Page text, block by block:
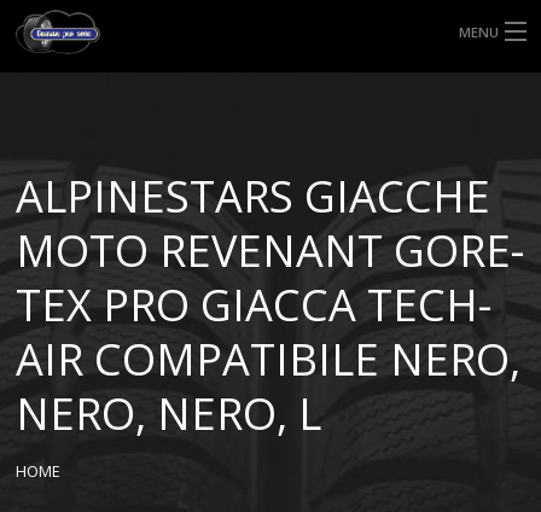
MENU
MISURE GOMME
BLOG
SHOP
ALPINESTARS GIACCHE
MOTO REVENANT GORE-
TEX PRO GIACCA TECH-
AIR COMPATIBILE NERO,
NERO, NERO, L
HOME